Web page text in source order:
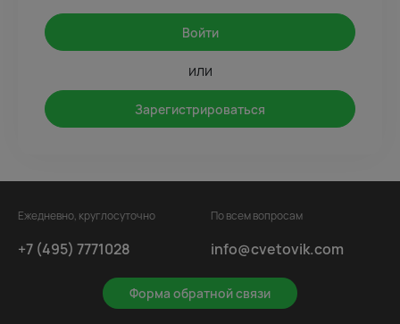
Войти
или
Зарегистрироваться
Ежедневно, круглосуточно
+7 (495) 7771028
Форма обратной связи
По всем вопросам
info@cvetovik.com